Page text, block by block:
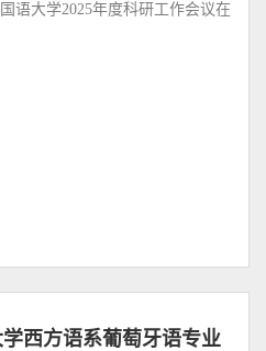
语大学2025年度科研工作会议在
西方语系葡萄牙语专业